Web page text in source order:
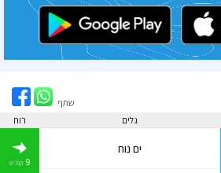
שתף
גלים רוח
ים נוח
9 קמ״ש